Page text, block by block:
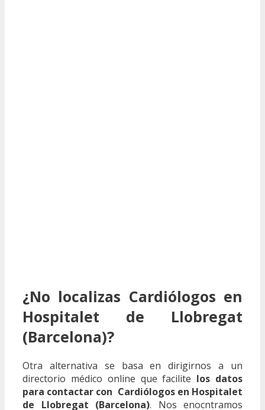
¿No localizas Cardiólogos en
Hospitalet de Llobregat
(Barcelona)?
Otra alternativa se basa en dirigirnos a un
directorio médico online que facilite los datos
para contactar con Cardiólogos en Hospitalet
de Llobregat (Barcelona). Nos enocntramos